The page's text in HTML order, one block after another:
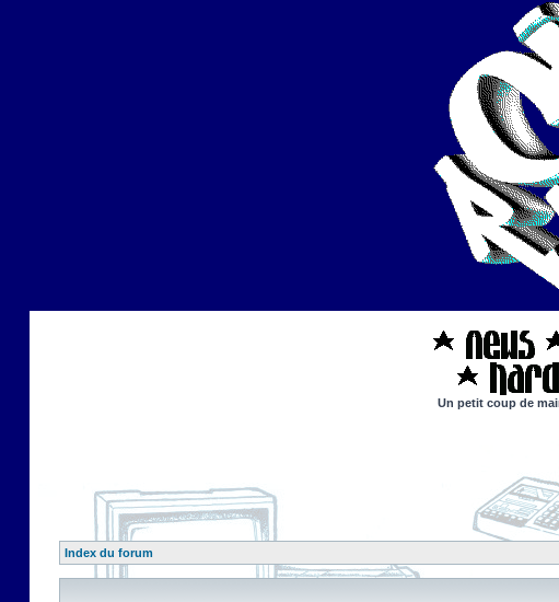
Un petit coup de
Index du forum